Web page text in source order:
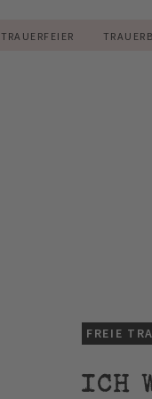
TRAUERFEIER
ICH
FREIE